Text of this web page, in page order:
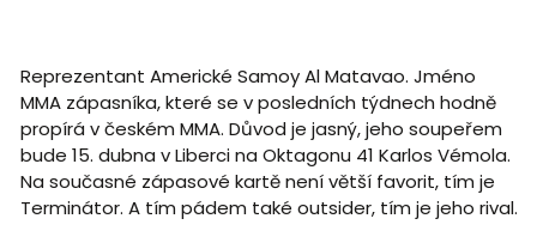
Reprezentant Americké Samoy Al Matavao. Jméno
MMA zápasníka, které se v posledních týdnech hodně
propírá v českém MMA. Důvod je jasný, jeho soupeřem
bude 15. dubna v Liberci na Oktagonu 41 Karlos Vémola.
Na současné zápasové kartě není větší favorit, tím je
Terminátor. A tím pádem také outsider, tím je jeho rival.